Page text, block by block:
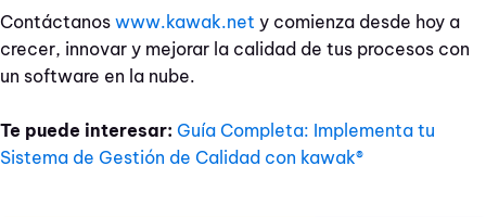
Contáctanos www.kawak.net y comienza desde hoy a
crecer, innovar y mejorar la calidad de tus procesos con
un software en la nube.
Te puede interesar: Guía Completa: Implementa tu
Sistema de Gestión de Calidad con kawak®